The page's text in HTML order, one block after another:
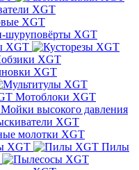
XGT
шуруповёрты XGT
XGT
XGT
XGT
Мотоблоки XGT
Мойки высокого давления
XGT
молотки XGT
XGT
Пилы